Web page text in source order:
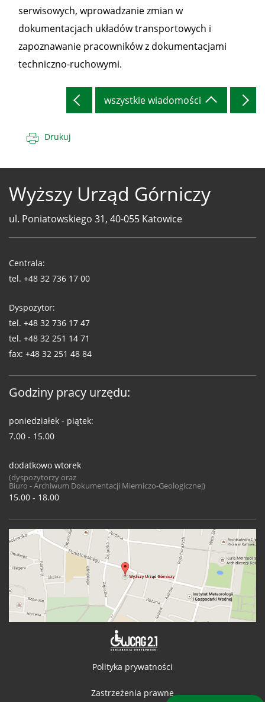
serwisowych, wprowadzanie zmian w
dokumentacjach układów transportowych i
zapoznawanie pracowników z dokumentacjami
techniczno-ruchowymi.
wszystkie wiadomości
Drukuj
Wyższy Urząd Górniczy
ul. Poniatowskiego 31, 40-055 Katowice
WUG
Centrala:
tel. +48 32 736 17 00
Dyspozytor:
tel. +48 32 736 17 47
tel. +48 32 251 14 71
fax: +48 32 251 48 84
Godziny pracy urzędu:
poniedziałek - piątek:
7.00 - 15.00
dodatkowo wtorek
(dyspozytorzy oraz
Biuro - Archiwum Dokumentacji Mierniczo-Geologicznej)
15.00 - 18.00
Polityka prywatności
Zastrzeżenia prawne